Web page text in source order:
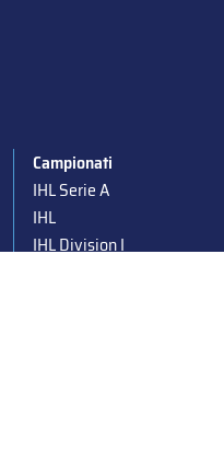
Campionati
IHL Serie A
IHL
IHL Division I